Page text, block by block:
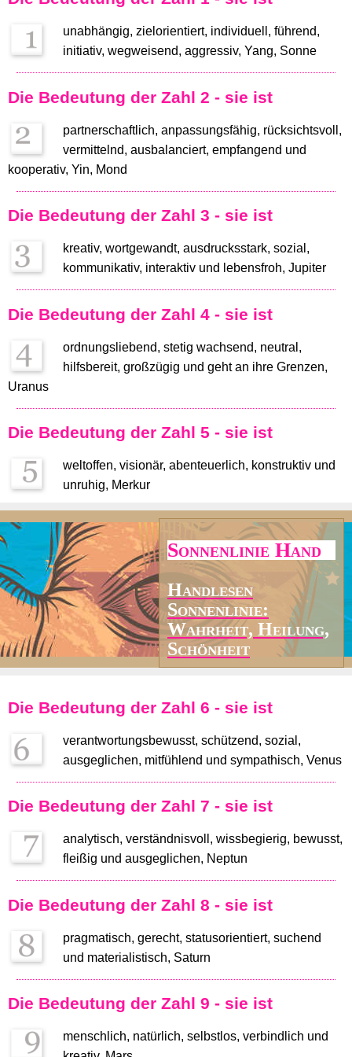
unabhängig, zielorientiert, individuell, führend,
initiativ, wegweisend, aggressiv, Yang, Sonne
Die Bedeutung der Zahl 2 - sie ist
partnerschaftlich, anpassungsfähig, rücksichtsvoll,
vermittelnd, ausbalanciert, empfangend und
kooperativ, Yin, Mond
Die Bedeutung der Zahl 3 - sie ist
kreativ, wortgewandt, ausdrucksstark, sozial,
kommunikativ, interaktiv und lebensfroh, Jupiter
Die Bedeutung der Zahl 4 - sie ist
ordnungsliebend, stetig wachsend, neutral,
hilfsbereit, großzügig und geht an ihre Grenzen,
Uranus
Die Bedeutung der Zahl 5 - sie ist
weltoffen, visionär, abenteuerlich, konstruktiv und
unruhig, Merkur
Sonnenlinie Hand
Handlesen
Sonnenlinie:
Wahrheit, Heilung,
Schönheit
Die Bedeutung der Zahl 6 - sie ist
verantwortungsbewusst, schützend, sozial,
ausgeglichen, mitfühlend und sympathisch, Venus
Die Bedeutung der Zahl 7 - sie ist
analytisch, verständnisvoll, wissbegierig, bewusst,
fleißig und ausgeglichen, Neptun
Die Bedeutung der Zahl 8 - sie ist
pragmatisch, gerecht, statusorientiert, suchend
und materialistisch, Saturn
Die Bedeutung der Zahl 9 - sie ist
menschlich, natürlich, selbstlos, verbindlich und